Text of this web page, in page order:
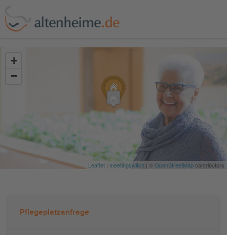
+
−
Leaflet | meetingswitch | ©OpenStreetMapcontributors
Pflegeplatzanfrage